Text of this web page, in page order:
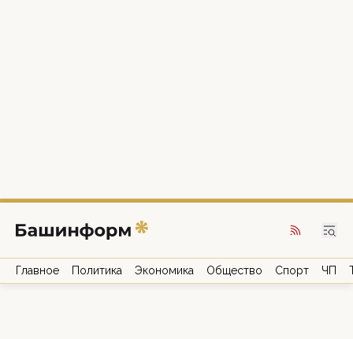
Главное Политика Экономика Общество Спорт ЧП